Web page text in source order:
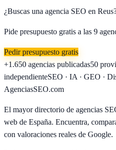
¿Buscas una agencia SEO en Reus
Pide presupuesto gratis a las 9
Pedir presupuesto gratis
+1.650 agencias publicadas50
independienteSEO · IA · GEO ·
AgenciasSEO.com
El mayor directorio de agencias
web de España. Encuentra,
con valoraciones reales de Google.